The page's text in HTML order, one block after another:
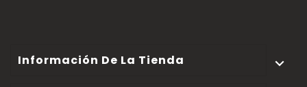
Información De La Tienda 